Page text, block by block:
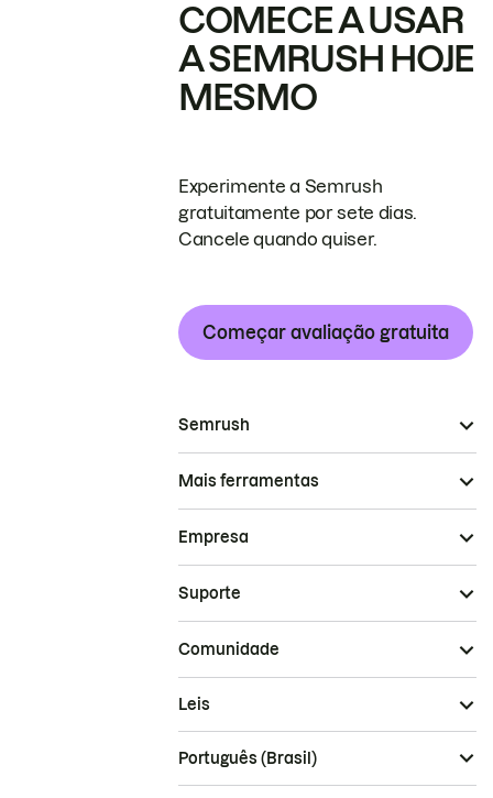
COMECE A USAR
A SEMRUSH HOJE
MESMO
Experimente a Semrush
gratuitamente por sete dias.
Cancele quando quiser.
Começar avaliação gratuita
Semrush
Mais ferramentas
Empresa
Suporte
Comunidade
Leis
Português (Brasil)